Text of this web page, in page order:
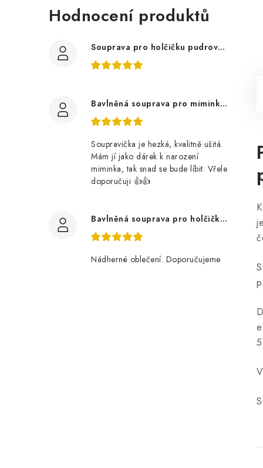
Hodnocení produktů
Souprava pro holčičku pudrově růžová, ptáčci květy
Bavlněná souprava pro miminko, zvířátka v lese
Soupravička je hezká, kvalitně ušitá.
Mám jí jako dárek k narození
miminka, tak snad se bude líbit. Vřele
doporučuji 👍👍
Bavlněná souprava pro holčičku, tmavé květy
Nádherné oblečení. Doporučujeme